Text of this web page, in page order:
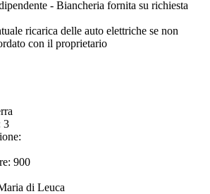
- Biancheria fornita su richiesta
ricarica delle auto elettriche se non
con il proprietario
3
900
di Leuca